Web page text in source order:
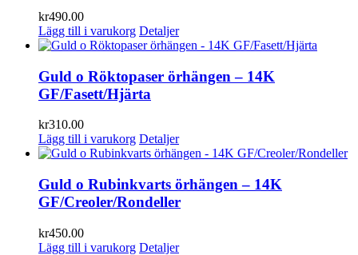
kr490.00
Lägg till i varukorg Detaljer
Guld o Röktopaser örhängen – 14K
GF/Fasett/Hjärta
kr310.00
Lägg till i varukorg Detaljer
Guld o Rubinkvarts örhängen – 14K
GF/Creoler/Rondeller
kr450.00
Lägg till i varukorg Detaljer